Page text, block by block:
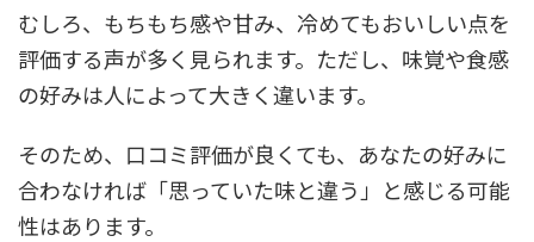
むしろ、もちもち感や甘み、冷めてもおいしい点を
評価する声が多く見られます。ただし、味覚や食感
の好みは人によって大きく違います。
そのため、口コミ評価が良くても、あなたの好みに
合わなければ「思っていた味と違う」と感じる可能
性はあります。